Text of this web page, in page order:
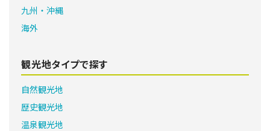
九州・沖縄
海外
観光地タイプで探す
自然観光地
歴史観光地
温泉観光地